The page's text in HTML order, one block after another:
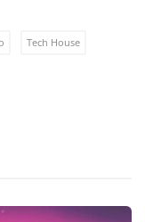
Tech House